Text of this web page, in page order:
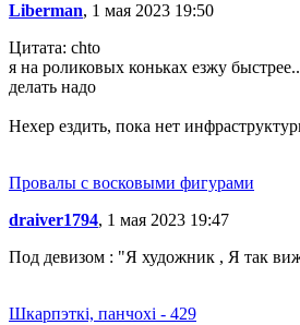
Liberman, 1 мая 2023 19:50
Цитата: chto
я на роликовых коньках езжу
делать надо
Нехер ездить, пока нет
Провалы с восковыми фигурами
draiver1794, 1 мая 2023 19:47
Под девизом : "Я художник , Я так
Шкарпэткі, панчохі - 429